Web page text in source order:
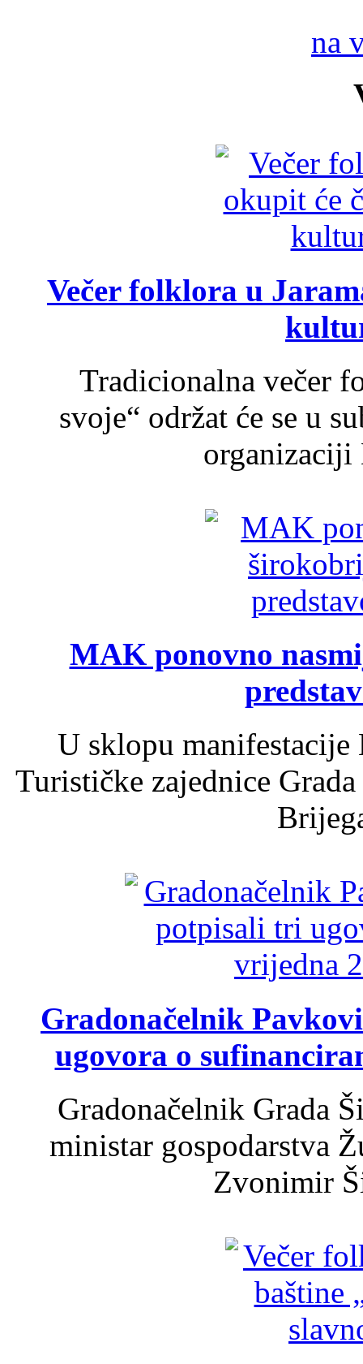
na
Večer folklora u
Tradicionalna večer
svoje“ održat će se u
organizaciji
MAK ponovno
U sklopu
Turističke zajednice
Gradonačelnik
ugovora o
Gradonačelnik Grada
ministar gospodarstva
Zvonimir